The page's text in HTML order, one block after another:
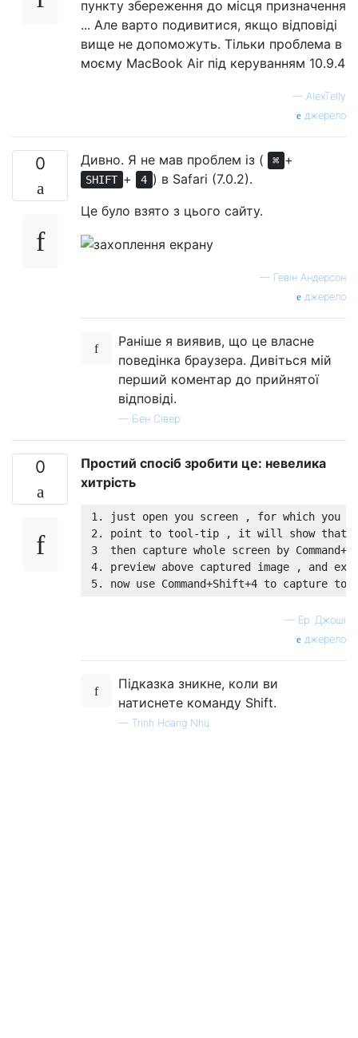
пункту збереження до місця призначення
... Але варто подивитися, якщо відповіді
вище не допоможуть. Тільки проблема в
моєму MacBook Air під керуванням 10.9.4
— AlexTelly
джерело
0 Дивно. Я не мав проблем із ( ⌘ +
SHIFT + 4 ) в Safari (7.0.2).
Це було взято з цього сайту.
— Гевін Андерсон
джерело
Раніше я виявив, що це власне
поведінка браузера. Дивіться мій
перший коментар до прийнятої
відповіді.
— Бен Сівер
0
Простий спосіб зробити це: невелика
хитрість
1. just open you screen , for which you
2. point to tool-tip , it will show that
3  then capture whole screen by
4. preview above captured image , and
— Ер. Джоші
джерело
Підказка зникне, коли ви
натиснете команду Shift.
— Trinh Hoang Nhu